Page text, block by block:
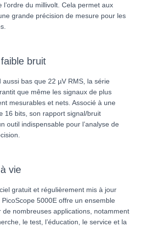
l’ordre du millivolt. Cela permet aux
grande précision de mesure pour les
bruit
bas que 22 µV RMS, la série
que même les signaux de plus
mesurables et nets. Associé à une
16 bits, son rapport signal/bruit
outil indispensable pour l’analyse de
vie
gratuit et régulièrement mis à jour
5000E offre un ensemble
de nombreuses applications, notamment
le test, l’éducation, le service et la